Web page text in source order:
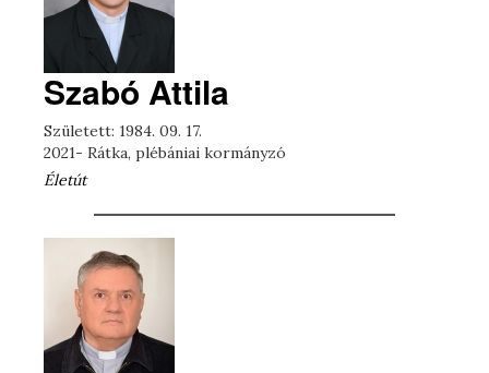
Szabó Attila
Született: 1984. 09. 17.
2021- Rátka, plébániai kormányzó
Életút